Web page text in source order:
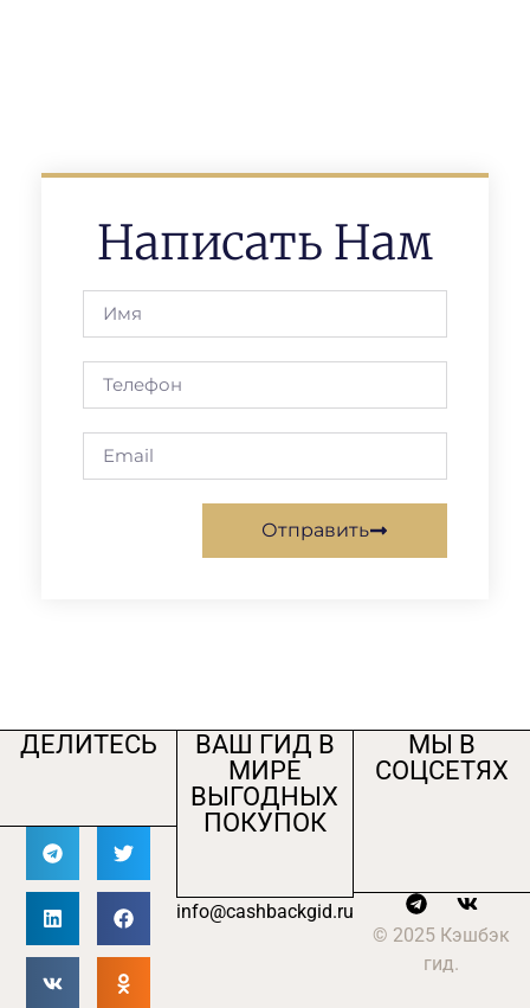
Написать Нам
Отправить
ДЕЛИТЕСЬ
ВАШ ГИД В
МИРЕ
ВЫГОДНЫХ
ПОКУПОК
info@cashbackgid.ru
МЫ В
СОЦСЕТЯХ
© 2025 Кэшбэк
гид.